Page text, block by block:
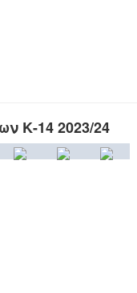
Κ-14 2023/24